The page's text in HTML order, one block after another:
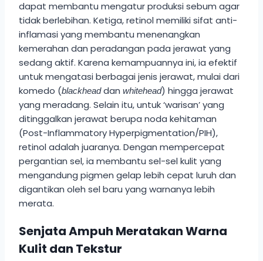
dapat membantu mengatur produksi sebum agar
tidak berlebihan. Ketiga, retinol memiliki sifat anti-
inflamasi yang membantu menenangkan
kemerahan dan peradangan pada jerawat yang
sedang aktif. Karena kemampuannya ini, ia efektif
untuk mengatasi berbagai jenis jerawat, mulai dari
komedo (blackheaddan whitehead) hingga jerawat
yang meradang. Selain itu, untuk ‘warisan’ yang
ditinggalkan jerawat berupa noda kehitaman
(Post-Inflammatory Hyperpigmentation/PIH),
retinol adalah juaranya. Dengan mempercepat
pergantian sel, ia membantu sel-sel kulit yang
mengandung pigmen gelap lebih cepat luruh dan
digantikan oleh sel baru yang warnanya lebih
merata.
Senjata Ampuh Meratakan Warna
Kulit dan Tekstur